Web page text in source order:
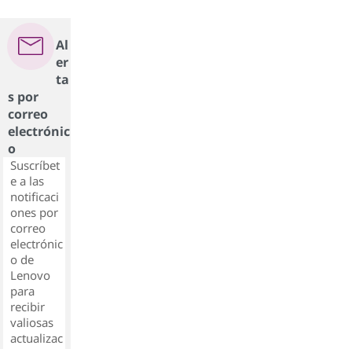
Al
er
ta
s por
correo
electrónic
o
Suscríbet
e a las
notificaci
ones por
correo
electrónic
o de
Lenovo
para
recibir
valiosas
actualizac